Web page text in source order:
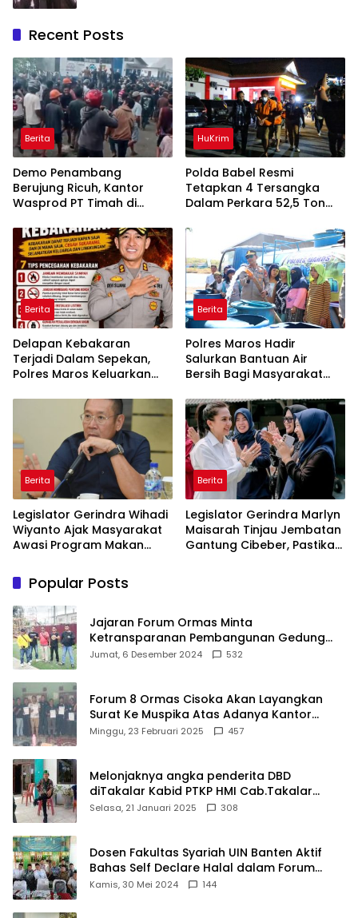
Recent Posts
Berita
Demo Penambang
Berujung Ricuh, Kantor
Wasprod PT Timah di
HuKrim
Polda Babel Resmi
Tetapkan 4 Tersangka
Dalam Perkara 52,5 Ton
Belitung
Berita
Delapan Kebakaran
Terjadi Dalam Sepekan,
Polres Maros Keluarkan
Masyarakat
Berita
Polres Maros Hadir
Salurkan Bantuan Air
Bersih Bagi Masyarakat
Di Maros
Berita
Legislator Gerindra Wihadi
Wiyanto Ajak Masyarakat
Awasi Program Makan
Sasaran
Berita
Legislator Gerindra Marlyn
Maisarah Tinjau Jembatan
Gantung Cibeber, Pastikan
Popular Posts
Jajaran Forum Ormas Minta
Ketransparanan Pembangunan Gedung
Damkar Di Kecamatan Cisoka
Jumat, 6 Desember 2024 532
Forum 8 Ormas Cisoka Akan Layangkan
Surat Ke Muspika Atas Adanya Kantor
Matel di Cisoka
Minggu, 23 Februari 2025 457
Melonjaknya angka penderita DBD
diTakalar Kabid PTKP HMI Cab.Takalar
angkat bicara
Selasa, 21 Januari 2025 308
Dosen Fakultas Syariah UIN Banten Aktif
Bahas Self Declare Halal dalam Forum
Ijtima Ulama MUI
Kamis, 30 Mei 2024 144